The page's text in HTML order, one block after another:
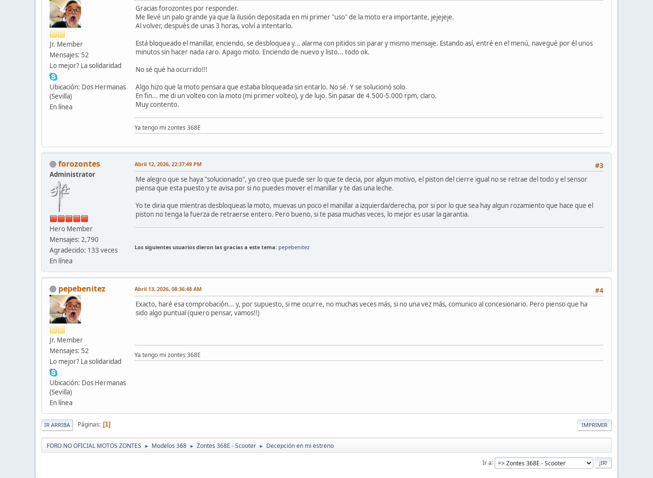
Jr. Member
Mensajes: 52
Lo mejor? La solidaridad
Ubicación: Dos Hermanas
(Sevilla)
En línea
Gracias forozontes por responder.
Me llevé un palo grande ya que la ilusión depositada en mi primer "uso" de la moto era importante, jejejeje.
Al volver, después de unas 3 horas, volví a intentarlo.
Está bloqueado el manillar, enciendo, se desbloquea y... alarma con pitidos sin parar y mismo mensaje. Estando así, entré en el menú, navegué por él unos
minutos sin hacer nada raro. Apago moto. Enciendo de nuevo y listo... todo ok.
No sé qué ha ocurrido!!!
Algo hizo que la moto pensara que estaba bloqueada sin entarlo. No sé. Y se solucionó solo.
En fin... me di un volteo con la moto (mi primer volteo), y de lujo. Sin pasar de 4.500-5.000 rpm, claro.
Muy contento.
Ya tengo mi zontes 368E
forozontes
Administrator
Hero Member
Mensajes: 2,790
Agradecido: 133 veces
En línea
#3
Abril 12, 2026, 22:37:49 PM
Me alegro que se haya "solucionado", yo creo que puede ser lo que te decia, por algun motivo, el piston del cierre igual no se retrae del todo y el sensor
piensa que esta puesto y te avisa por si no puedes mover el manillar y te das una leche.
Yo te diria que mientras desbloqueas la moto, muevas un poco el manillar a izquierda/derecha, por si por lo que sea hay algun rozamiento que hace que el
piston no tenga la fuerza de retraerse entero. Pero bueno, si te pasa muchas veces, lo mejor es usar la garantia.
Los siguientes usuarios dieron las gracias a este tema: pepebenitez
pepebenitez
Jr. Member
Mensajes: 52
Lo mejor? La solidaridad
Ubicación: Dos Hermanas
(Sevilla)
En línea
#4
Abril 13, 2026, 08:36:48 AM
Exacto, haré esa comprobación... y, por supuesto, si me ocurre, no muchas veces más, si no una vez más, comunico al concesionario. Pero pienso que ha
sido algo puntual (quiero pensar, vamos!!)
Ya tengo mi zontes 368E
IMPRIMIR
IR ARRIBA Páginas 1
FORO NO OFICIAL MOTOS ZONTES ► Modelos 368 ► Zontes 368E - Scooter ► Decepción en mi estreno
Ir a